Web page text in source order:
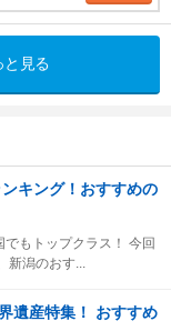
と見る
キング！おすすめの
もトップクラス！ 今回
新潟のおす...
遺産特集！ おすすめ